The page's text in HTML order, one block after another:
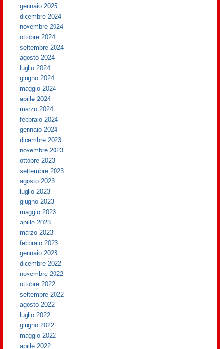
gennaio 2025
dicembre 2024
novembre 2024
ottobre 2024
settembre 2024
agosto 2024
luglio 2024
giugno 2024
maggio 2024
aprile 2024
marzo 2024
febbraio 2024
gennaio 2024
dicembre 2023
novembre 2023
ottobre 2023
settembre 2023
agosto 2023
luglio 2023
giugno 2023
maggio 2023
aprile 2023
marzo 2023
febbraio 2023
gennaio 2023
dicembre 2022
novembre 2022
ottobre 2022
settembre 2022
agosto 2022
luglio 2022
giugno 2022
maggio 2022
aprile 2022